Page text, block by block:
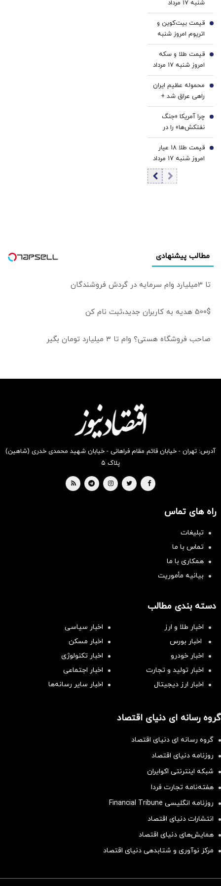
شنبه ۱۷ مرداد
1405 / کاهش
قیمت تتر
قیمت بیت‌کوین و
اتریوم امروز شنبه
۱۷ مرداد ۱۴۰۵/
افزایش قیمت
بیت‌کوین
3
قیمت طلا و سکه
امروز شنبه ۱۷ مرداد
۱۴۰۵/افزایش
قیمت طلا و سکه
4
محموله عظیم ایران
راهی عراق شد +
جزئیات
5
چرا آمریکا «جنگ
نفتکش‌ها» را در
تنگه هرمز دوباره
اجرا نمی‌کند؟ |
نشنال اینترست:
ایران امروز آمادگی
بیشتری برای جنگ
6
قیمت طلا ۱۸ عیار
امروز شنبه ۱۷ مرداد
۱۴۰۵/افزایش
7
مطالب پیشنهادی
تا 3میلیارد وام سرمایه در گردش فروشندگان
500$ هدیه به کاربران جدید،ثبت نام کن
صاحب فروشگاه هستی؟ وام تا ۳ میلیارد تومان بگیر
آدرس: تهران - خیابان قائم مقام فراهانی - خیابان شهید محمدی خدری (شاهین)
پلاک ۵
راه های تماس
تبلیغات
تماس با ما
همکاری با ما
بیانیه مأموریت
دسته بندی مطالب
اخبار طلا و ارز
اخبار سیاسی
اخبار بورس
اخبار مسکن
اخبار خودرو
اخبار تکنولوژی
اخبار تولید و تجارت
اخبار اجتماعی
اخبار ارز دیجیتال
اخبار سایر رسانه‌‌ها
گروه رسانه ای دنیای اقتصاد
گروه رسانه ای دنیای اقتصاد
روزنامه دنیای اقتصاد
شبکه اینترنتی اکوایران
هفته‌نامه تجارت فردا
روزنامه انگلیسی Financial Tribune
انتشارات دنیای اقتصاد
همایش‌های دنیای اقتصاد
مرکز نوآوری و شتابدهی دنیای اقتصاد